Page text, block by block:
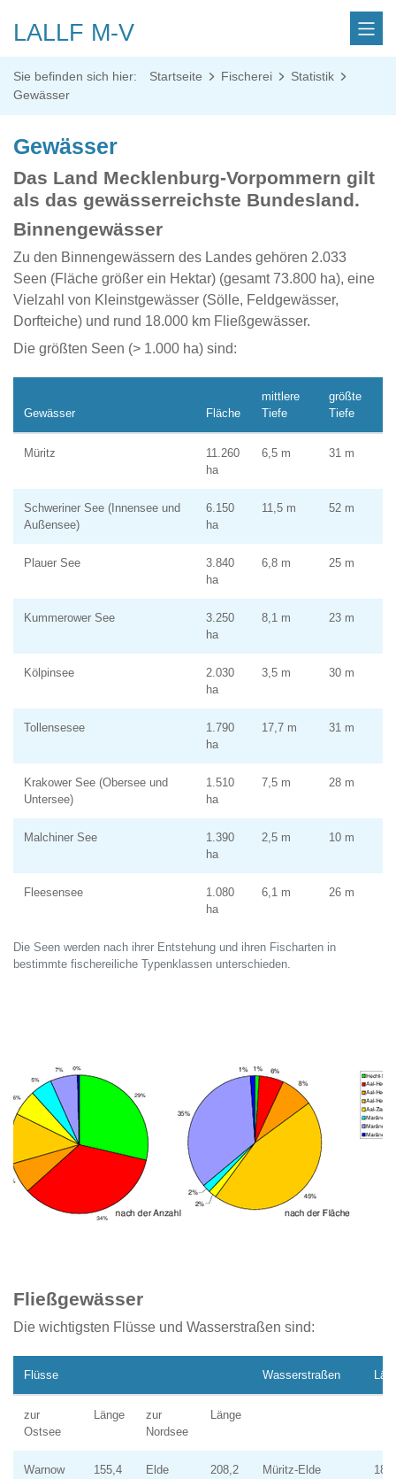
LALLF M-V
Sie befinden sich hier: Startseite Fischerei
Statistik
Gewässer
Gewässer
Das Land Mecklenburg-Vorpommern gilt
als das gewässerreichste Bundesland.
Binnengewässer
Zu den Binnengewässern des Landes gehören 2.033
Seen (Fläche größer ein Hektar) (gesamt 73.800 ha), eine
Vielzahl von Kleinstgewässer (Sölle, Feldgewässer,
Dorfteiche) und rund 18.000 km Fließgewässer.
Die größten Seen (> 1.000 ha) sind:
Die Seen werden nach ihrer Entstehung und ihren Fischarten in
bestimmte fischereiliche Typenklassen unterschieden.
Gewässer Fläche
mittlere
Tiefe
größte
Tiefe
Müritz
11.260
ha
6,5 m 31 m
Schweriner See (Innensee und
Außensee)
6.150
ha
11,5 m 52 m
Plauer See
3.840
ha
6,8 m 25 m
Kummerower See
3.250
ha
8,1 m 23 m
Kölpinsee
2.030
ha
3,5 m 30 m
Tollensesee
1.790
ha
17,7 m 31 m
Krakower See (Obersee und
Untersee)
1.510
ha
7,5 m 28 m
Malchiner See
1.390
ha
2,5 m 10 m
Fleesensee
1.080
ha
6,1 m 26 m
Fließgewässer
Die wichtigsten Flüsse und Wasserstraßen sind:
Flüsse Wasserstraßen
zur
Ostsee
Länge
zur
Nordsee
Länge
Warnow
155,4
Elde
208,2
Müritz-Elde
180